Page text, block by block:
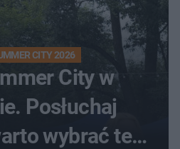
CITY 2026
City w
Posłuchaj
wybrać ten